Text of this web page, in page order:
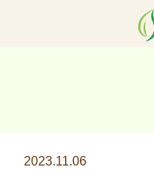
2023.11.06